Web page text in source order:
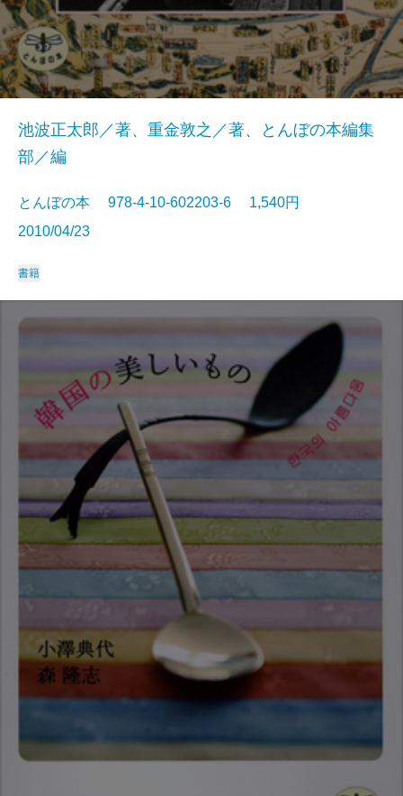
池波正太郎／著、重金敦之／著、とんぼの本編集
部／編
とんぼの本 978-4-10-602203-6 1,540円
2010/04/23
書籍